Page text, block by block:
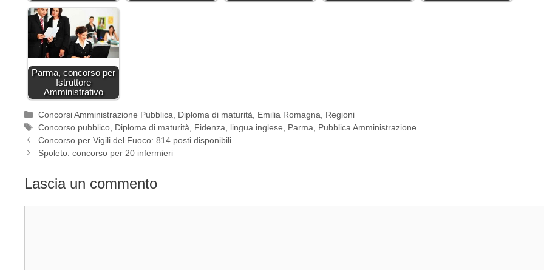
Parma, concorso per
Istruttore
Amministrativo
Categorie
Concorsi Amministrazione Pubblica Diploma di maturità Emilia Romagna
Regioni
Tag
Concorso pubblico Diploma di maturità Fidenza lingua inglese Parma
Pubblica Amministrazione
Concorso per Vigili del Fuoco: 814 posti disponibili
Spoleto: concorso per 20 infermieri
Lascia un commento